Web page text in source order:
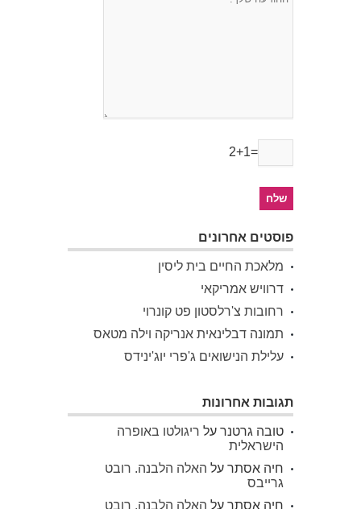
2+1=
פוסטים אחרונים
מלאכת החיים בית ליסין
דרוויש אמריקאי
רחובות צ'רלסטון פט קונרוי
תמונה דבלינאית אנריקה וילה מטאס
עלילת הנישואים ג'פרי יוג'ינידס
תגובות אחרונות
טובה גרטנר על ריגולטו באופרה
הישראלית
חיה אסתר על האלה הלבנה. רובט
גרייבס
חיה אסתר על האלה הלבנה. רובט